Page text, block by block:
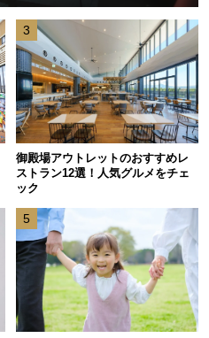
3
御殿場アウトレットのおすすめレ
ストラン12選！人気グルメをチェ
ック
5